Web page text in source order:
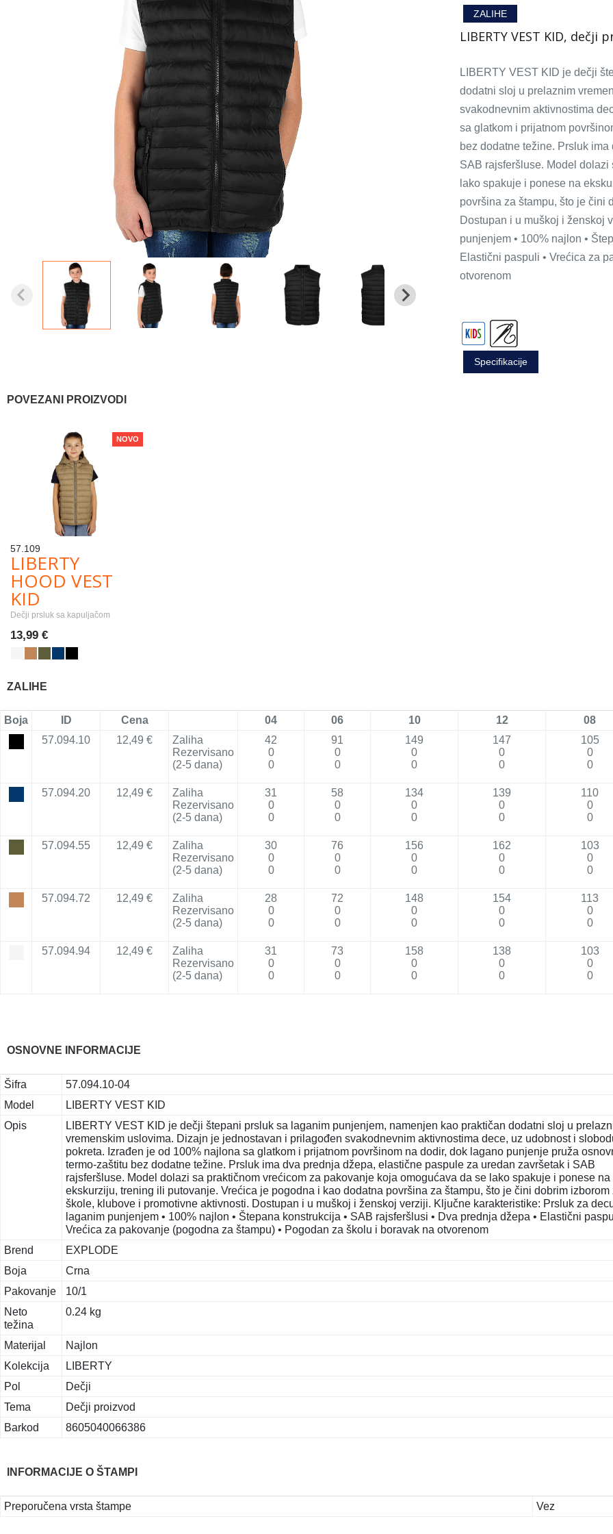
ZALIHE
LIBERTY VEST KID, dečji
LIBERTY VEST KID je dečji
dodatni sloj u prelaznim
svakodnevnim aktivnostima
sa glatkom i prijatnom
bez dodatne težine. Prsluk
SAB rajsferšluse. Model
lako spakuje i ponese na
površina za štampu, što je čini
Dostupan i u muškoj i ženskoj
punjenjem • 100% najlon •
Elastični paspuli • Vrećica za
otvorenom
Specifikacije
POVEZANI PROIZVODI
NOVO
57.109
LIBERTY
HOOD VEST
KID
Dečji prsluk sa kapuljačom
13,99 €
ZALIHE
Boja ID Cena 04 06 10 12
08
57.094.10
12,49 €
Zaliha
Rezervisano
(2-5 dana)
42
0
0
91
0
0
149
0
0
147
0
0
105
0
0
57.094.20 12,49 €
Zaliha
Rezervisano
(2-5 dana)
31
0
0
58
0
0
134
0
0
139
0
0
110
0
0
57.094.55 12,49 €
Zaliha
Rezervisano
(2-5 dana)
30
0
0
76
0
0
156
0
0
162
0
0
103
0
0
57.094.72 12,49 €
Zaliha
Rezervisano
(2-5 dana)
28
0
0
72
0
0
148
0
0
154
0
0
113
0
0
57.094.94 12,49 €
Zaliha
Rezervisano
(2-5 dana)
31
0
0
73
0
0
158
0
0
138
0
0
103
0
0
OSNOVNE INFORMACIJE
Šifra
57.094.10-04
Model
LIBERTY VEST KID
Opis
LIBERTY VEST KID je dečji štepani prsluk sa laganim punjenjem, namenjen kao praktičan dodatni sloj u
vremenskim uslovima. Dizajn je jednostavan i prilagođen svakodnevnim aktivnostima dece, uz udobnost i
pokreta. Izrađen je od 100% najlona sa glatkom i prijatnom površinom na dodir, dok lagano punjenje pruža
termo-zaštitu bez dodatne težine. Prsluk ima dva prednja džepa, elastične paspule za uredan završetak i SAB
rajsferšluse. Model dolazi sa praktičnom vrećicom za pakovanje koja omogućava da se lako spakuje i ponese na
ekskurziju, trening ili putovanje. Vrećica je pogodna i kao dodatna površina za štampu, što je čini dobrim izborom
škole, klubove i promotivne aktivnosti. Dostupan i u muškoj i ženskoj verziji. Ključne karakteristike: Prsluk za
laganim punjenjem • 100% najlon • Štepana konstrukcija • SAB rajsferšlusi • Dva prednja džepa • Elastični
Vrećica za pakovanje (pogodna za štampu) • Pogodan za školu i boravak na otvorenom
Brend
EXPLODE
Boja
Crna
Pakovanje
10/1
Neto
težina
0.24 kg
Materijal
Najlon
Kolekcija
LIBERTY
Pol
Dečji
Tema
Dečji proizvod
Barkod
8605040066386
INFORMACIJE O ŠTAMPI
Preporučena vrsta štampe Vez